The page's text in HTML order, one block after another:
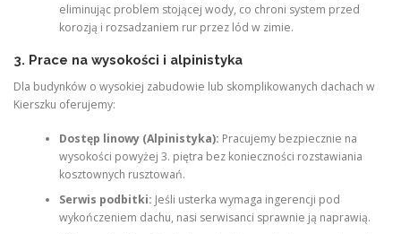
eliminując problem stojącej wody, co chroni system przed
korozją i rozsadzaniem rur przez lód w zimie.
3. Prace na wysokości i alpinistyka
Dla budynków o wysokiej zabudowie lub skomplikowanych dachach w
Kierszku oferujemy:
Dostęp linowy (Alpinistyka): Pracujemy bezpiecznie na
wysokości powyżej 3. piętra bez konieczności rozstawiania
kosztownych rusztowań.
Serwis podbitki: Jeśli usterka wymaga ingerencji pod
wykończeniem dachu, nasi serwisanci sprawnie ją naprawią.